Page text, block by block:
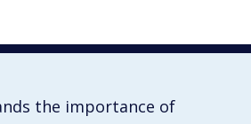
et d'architecture de
the importance of